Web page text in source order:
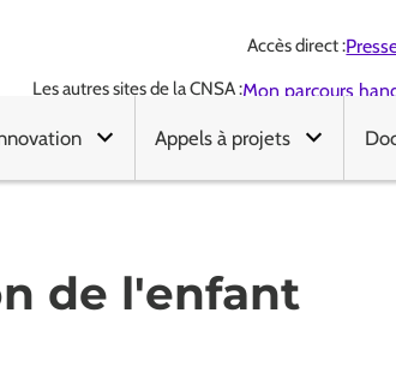
Accès direct :
Les autres sites de la CNSA :Mon parcours
Appels à projets
de l'enfant